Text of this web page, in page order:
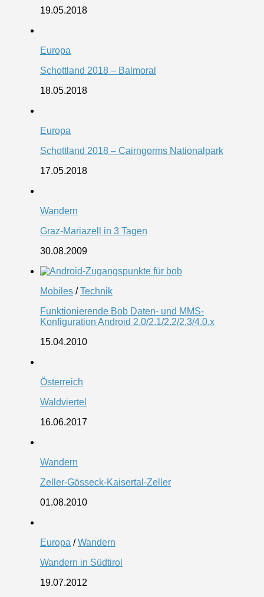
19.05.2018
Europa
Schottland 2018 – Balmoral
18.05.2018
Europa
Schottland 2018 – Cairngorms Nationalpark
17.05.2018
Wandern
Graz-Mariazell in 3 Tagen
30.08.2009
Mobiles /Technik
Funktionierende Bob Daten- und MMS-
Konfiguration Android 2.0/2.1/2.2/2.3/4.0.x
15.04.2010
Österreich
Waldviertel
16.06.2017
Wandern
Zeller-Gösseck-Kaisertal-Zeller
01.08.2010
Europa /Wandern
Wandern in Südtirol
19.07.2012